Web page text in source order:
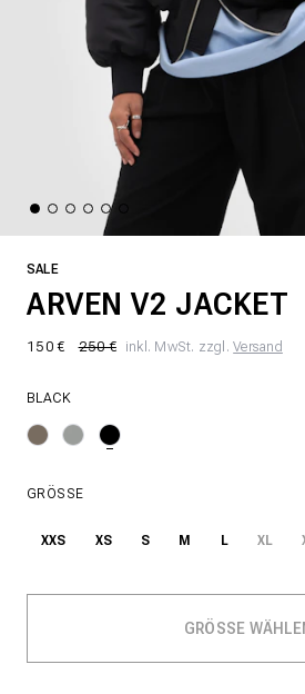
SALE
ARVEN V2 JACKET
150 € 250 € inkl. MwSt. zzgl.Versand
BLACK
GRÖSSE
XXS XS S M L XL